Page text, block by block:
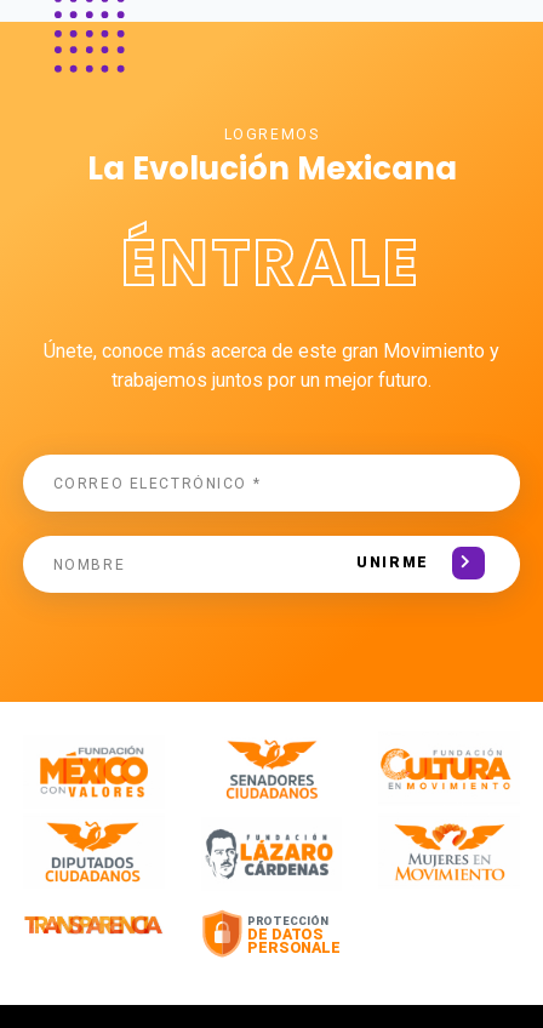
LOGREMOS
La Evolución Mexicana
ÉNTRALE
Únete, conoce más acerca de este gran Movimiento y
trabajemos juntos por un mejor futuro.
UNIRME